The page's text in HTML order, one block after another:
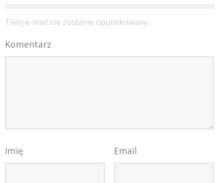
Twój e-mail nie zostanie opublikowany
Komentarz
Imię Email